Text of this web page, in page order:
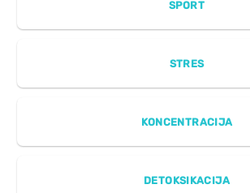
SPORT
STRES
KONCENTRACIJA
DETOKSIKACIJA